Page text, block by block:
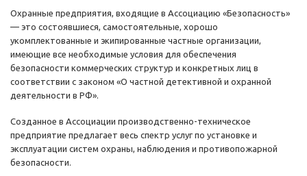
Охранные предприятия, входящие в Ассоциацию «Безопасность»
— это состоявшиеся, самостоятельные, хорошо
укомплектованные и экипированные частные организации,
имеющие все необходимые условия для обеспечения
безопасности коммерческих структур и конкретных лиц в
соответствии с законом «О частной детективной и охранной
деятельности в РФ».
Созданное в Ассоциации производственно-техническое
предприятие предлагает весь спектр услуг по установке и
эксплуатации систем охраны, наблюдения и противопожарной
безопасности.